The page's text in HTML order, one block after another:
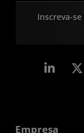
Inscreva-
Empresa